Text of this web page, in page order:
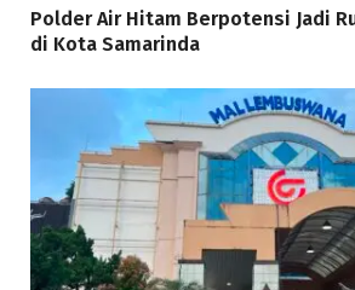
Polder Air Hitam Berpotensi Jadi
di Kota Samarinda